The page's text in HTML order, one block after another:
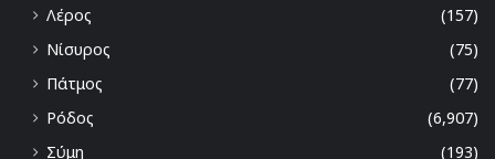
Λέρος
(157)
Νίσυρος
(75)
Πάτμος
(77)
Ρόδος
(6,907)
Σύμη
(193)